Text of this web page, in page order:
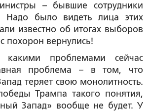
– бывшие сотрудники
Надо было видеть лица этих
известно об итогах выборов
похорон вернулись!
проблемами сейчас
проблема – в том, что
теряет свою монолитность.
Трампа такого понятия,
Запад» вообще не будет. У